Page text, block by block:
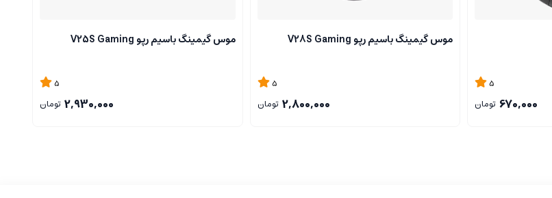
5
670,000 تومان
موس گیمینگ باسیم رپو V28S Gaming
5
2,800,000 تومان
موس گیمینگ باسیم رپو V25S Gaming
5
2,930,000 تومان